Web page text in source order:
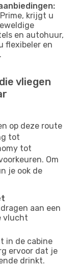
krijgt u
en autohuur,
flexibeler en
vliegen
op deze route
tot
tot
Om
je ook de
aan een
vlucht
in de cabine
ervoor dat je
drinkt.